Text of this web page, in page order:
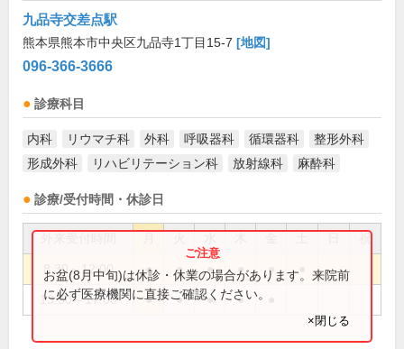
九品寺交差点駅
熊本県熊本市中央区九品寺1丁目15-7 [地図]
096-366-3666
診療科目
内科 リウマチ科 外科 呼吸器科 循環器科
整形外科
形成外科
リハビリテーション科 放射線科 麻酔科
診療/受付時間・休診日
祝
8:30～12:00 ● ● ● ● ●
13:30～17:00 ● ● ● ●
お盆(8月中旬)は休診・休業の場合があります。来院前
に必ず医療機関に直接ご確認ください。
×閉じる